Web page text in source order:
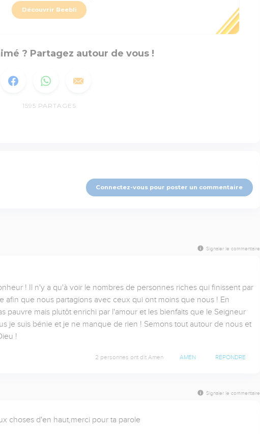
Découvrir Beebli
? Partagez autour de vous !
1595 PARTAGES
Connectez-vous pour poster un commentaire
Signaler le commentaire
! Il n'y a qu'à voir le nombres de personnes riches qui finissent par
afin que nous partagions avec ceux qui ont moins que nous ! En
pauvre mais plutôt enrichi par l'amour et les bienfaits que le Seigneur
je suis bénie et je ne manque de rien ! Semons tout autour de nous et
!
2 personnes ont dit Amen AMEN RÉPONDRE
Signaler le commentaire
choses d'en haut,merci pour ta parole